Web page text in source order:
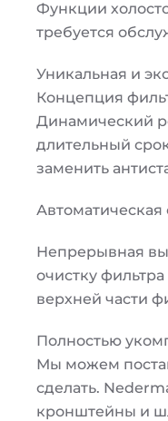
Функции
требуется
Уникальная и
Концепция
Динамический
длительный
заменить
Автоматическая
Непрерывная
очистку
верхней части
Полностью
Мы можем
сделать.
кронштейны и